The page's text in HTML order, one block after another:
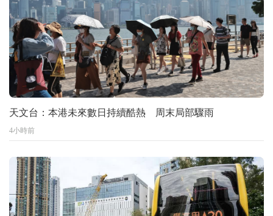
天文台：本港未來數日持續酷熱 周末局部驟雨
4小時前